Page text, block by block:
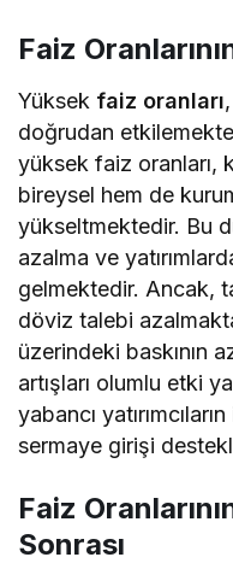
Faiz
Yüksek faiz oranları
doğrudan
yüksek faiz oranları,
bireysel hem de
yükseltmektedir. Bu
azalma ve
gelmektedir. Ancak,
döviz talebi
üzerindeki baskının
artışları olumlu etki
yabancı
sermaye girişi
Faiz
Sonrası